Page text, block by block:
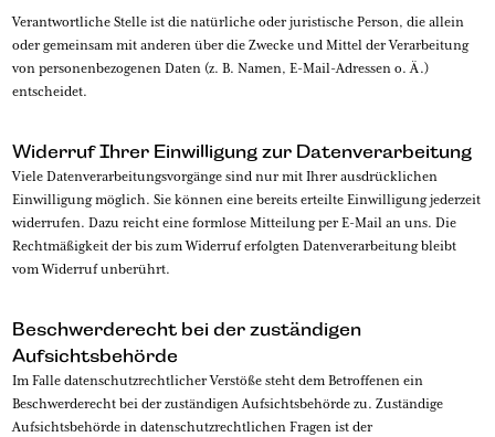
Verantwortliche Stelle ist die natürliche oder juristische Person, die allein
oder gemeinsam mit anderen über die Zwecke und Mittel der Verarbeitung
von personenbezogenen Daten (z. B. Namen, E-Mail-Adressen o. Ä.)
entscheidet.
Widerruf Ihrer Einwilligung zur Datenverarbeitung
Viele Datenverarbeitungsvorgänge sind nur mit Ihrer ausdrücklichen
Einwilligung möglich. Sie können eine bereits erteilte Einwilligung jederzeit
widerrufen. Dazu reicht eine formlose Mitteilung per E-Mail an uns. Die
Rechtmäßigkeit der bis zum Widerruf erfolgten Datenverarbeitung bleibt
vom Widerruf unberührt.
Beschwerderecht bei der zuständigen
Aufsichtsbehörde
Im Falle datenschutzrechtlicher Verstöße steht dem Betroffenen ein
Beschwerderecht bei der zuständigen Aufsichtsbehörde zu. Zuständige
Aufsichtsbehörde in datenschutzrechtlichen Fragen ist der